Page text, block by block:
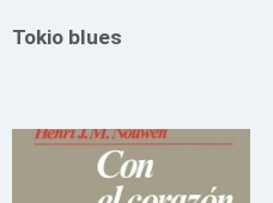
Tokio blues